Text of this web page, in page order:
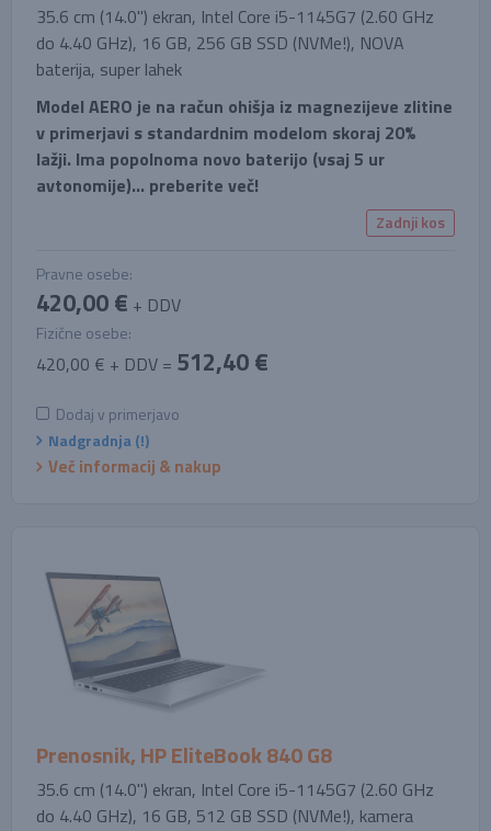
35.6 cm (14.0'') ekran, Intel Core i5-1145G7 (2.60 GHz
do 4.40 GHz), 16 GB, 256 GB SSD (NVMe!), NOVA
baterija, super lahek
Model AERO je na račun ohišja iz magnezijeve zlitine
v primerjavi s standardnim modelom skoraj 20%
lažji. Ima popolnoma novo baterijo (vsaj 5 ur
avtonomije)... preberite več!
Zadnji kos
Pravne osebe:
420,00 € + DDV
Fizične osebe:
420,00 € + DDV = 512,40 €
Dodaj v primerjavo
Nadgradnja (!)
Več informacij & nakup
Prenosnik, HP EliteBook 840 G8
35.6 cm (14.0'') ekran, Intel Core i5-1145G7 (2.60 GHz
do 4.40 GHz), 16 GB, 512 GB SSD (NVMe!), kamera